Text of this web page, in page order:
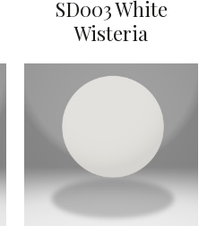
SD003 White
Wisteria